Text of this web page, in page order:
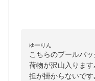
ゆーりん
こちらのプールバ
荷物が沢山入りま
担が掛からないで